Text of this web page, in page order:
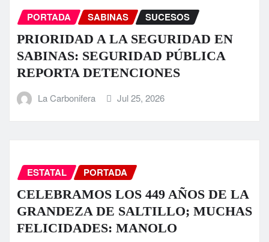
PORTADA SABINAS SUCESOS
PRIORIDAD A LA SEGURIDAD EN
SABINAS: SEGURIDAD PÚBLICA
REPORTA DETENCIONES
La Carbonifera Jul 25, 2026
ESTATAL PORTADA
CELEBRAMOS LOS 449 AÑOS DE LA
GRANDEZA DE SALTILLO; MUCHAS
FELICIDADES: MANOLO